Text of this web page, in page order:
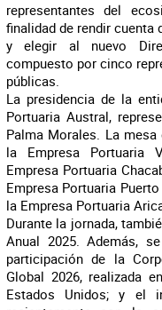
representantes del
finalidad de rendir cuenta
y elegir al nuevo
compuesto por cinco
públicas.
La presidencia de la
Portuaria Austral,
Palma Morales. La
la Empresa Portuaria
Empresa Portuaria
Empresa Portuaria
la Empresa Portuaria
Durante la jornada,
Anual 2025. Además,
participación de la
Global 2026, realizada
Estados Unidos; y el